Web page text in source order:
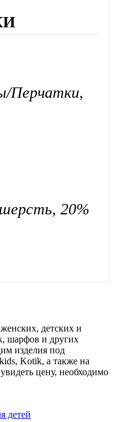
Перчатки,
20%
детских и
шарфов и других
изделия под
Kotik, а также на
цену, необходимо